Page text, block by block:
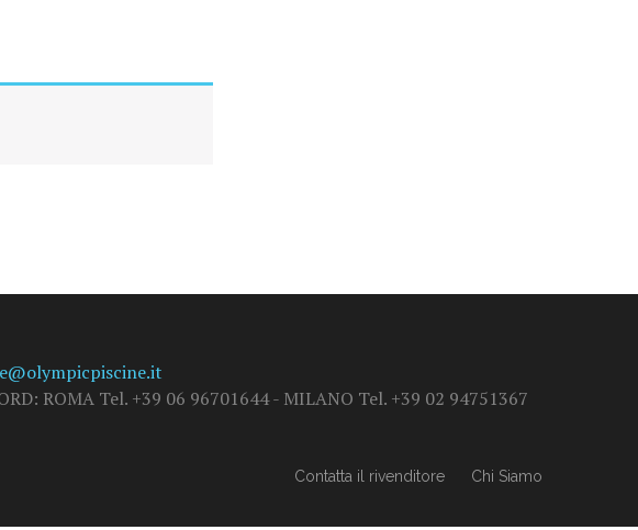
ROMA Tel. +39 06 96701644 - MILANO Tel. +39 02 94751367
Contatta il rivenditore Chi Siamo